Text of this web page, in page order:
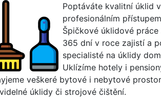
Poptáváte kvalitní úklid
profesionálním
Špičkové úklidové
365 dní v roce zajistí a
specialisté na úklidy
Uklízíme hotely i
veškeré bytové i nebytové
úklidy či strojové čištění.